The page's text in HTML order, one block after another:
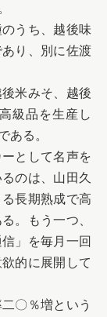
。
うち、越後味
り、別に佐渡
米みそ、越後
級品を生産し
ある。
として名声を
のは、山田久
長期熟成で高
。もう一つ、
」を毎月一回
的に展開して
〇％増という